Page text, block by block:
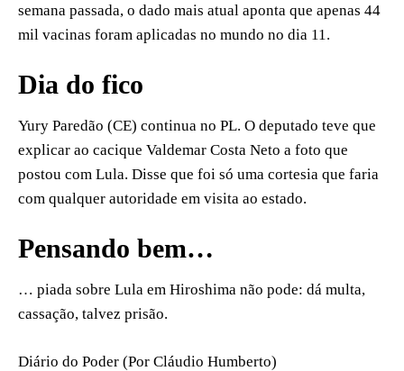
semana passada, o dado mais atual aponta que apenas 44
mil vacinas foram aplicadas no mundo no dia 11.
Dia do fico
Yury Paredão (CE) continua no PL. O deputado teve que
explicar ao cacique Valdemar Costa Neto a foto que
postou com Lula. Disse que foi só uma cortesia que faria
com qualquer autoridade em visita ao estado.
Pensando bem…
… piada sobre Lula em Hiroshima não pode: dá multa,
cassação, talvez prisão.
Diário do Poder (Por Cláudio Humberto)